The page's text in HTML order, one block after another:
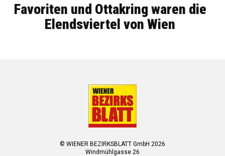
Favoriten und Ottakring waren die
Elendsviertel von Wien
© WIENER BEZIRKSBLATT GmbH 2026
Windmühlgasse 26